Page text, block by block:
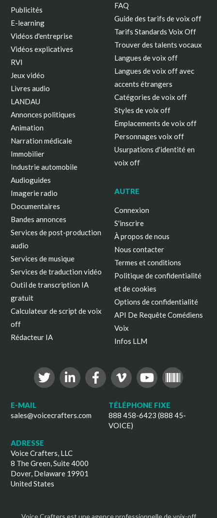
Publicités
E-learning
Vidéos d'entreprise
Vidéos explicatives
RVI
Jeux vidéo
Livres audio
LANDAU
Annonces politiques
Animation
Narration médicale
Immobilier
Industrie automobile
Audioguides
Imagerie radio
Documentaires
Bandes annonces
Services de post-production
audio
Services de musique
Services de traduction vidéo
Outil de transcription IA
gratuit
Calculateur de script de voix
off
Rédacteur IA
FAQ
Guide des tarifs de voix off
Tarifs Standards Voix Off
Trouver des talents vocaux
Langues de voix off
Langues de voix off avec
accents étrangers
Catégories de voix off
Styles de voix off
Emplacements de voix off
Personnages voix off
Usurpations d'identité en
voix off
AUTRE
Connexion
S'inscrire
À propos de nous
Nous contacter
Termes et conditions
Politique de confidentialité
et de cookies
Options de confidentialité
API De Requête Comédiens
Voix
Infos LLM
E-MAIL
sales@voicecrafters.com
TÉLÉPHONE FIXE
888 458-6423 (888 45-
VOICE)
ADRESSE
Voice Crafters, LLC
8 The Green, Suite 4000
Dover, Delaware 19901
United States
Voice Crafters est une agence professionnelle de voix-off